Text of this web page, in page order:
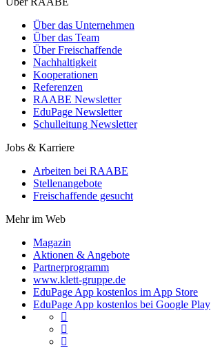
Über das Unternehmen
Über das Team
Über Freischaffende
Nachhaltigkeit
Kooperationen
Referenzen
RAABE Newsletter
EduPage Newsletter
Schulleitung Newsletter
Jobs & Karriere
Arbeiten bei RAABE
Stellenangebote
Freischaffende gesucht
Mehr im Web
Magazin
Aktionen & Angebote
Partnerprogramm
www.klett-gruppe.de
EduPage App kostenlos im App Store
EduPage App kostenlos bei Google Play


